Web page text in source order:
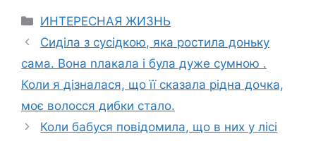
Categories
ИНТЕРЕСНАЯ ЖИЗНЬ
Сиділа з сусідкою, яка ростила доньку
сама. Вона nлакала і була дуже сумною .
Коли я дізналася, що її сказала рідна дочка,
моє волосся дибки стало.
Коли бабуся повідомила, що в них у лісі